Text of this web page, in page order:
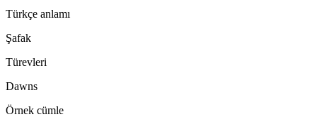
Türkçe anlamı
Şafak
Türevleri
Dawns
Örnek cümle